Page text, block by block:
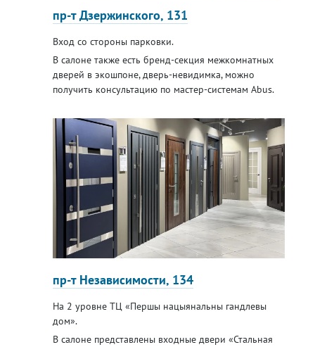
пр-т Дзержинского, 131
Вход со стороны парковки.
В салоне также есть бренд-секция межкомнатных
дверей в экошпоне, дверь-невидимка, можно
получить консультацию по мастер-системам Abus.
пр-т Независимости, 134
На 2 уровне ТЦ «Першы нацыянальны гандлевы
дом».
В салоне представлены входные двери «Стальная